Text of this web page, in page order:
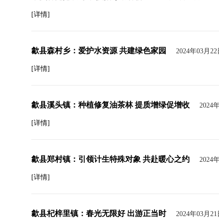
[详情]
歙县森村乡：爱护水资源 共建绿色家园 2024年03月22
[详情]
歙县溪头镇：种植修复油茶林 提质增绿促增收 2024
[详情]
歙县郑村镇：引领计生特殊对象 共赴暖心之约 2024
[详情]
歙县杞梓里镇：春光无限好 出游正当时 2024年03月21